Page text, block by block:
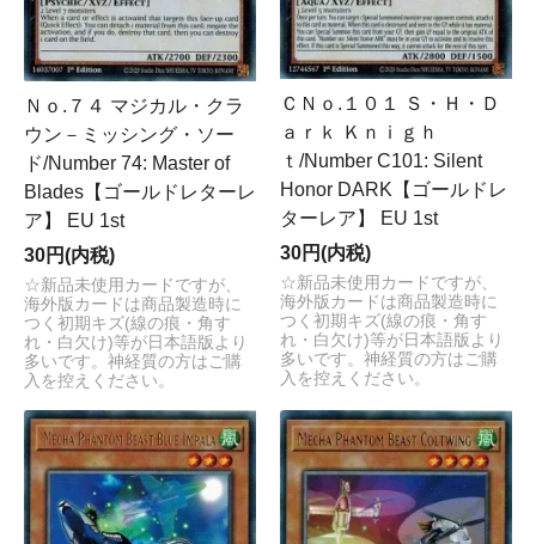
Ｎｏ.７４ マジカル・クラ
ウン－ミッシング・ソー
ド/Number 74: Master of
Blades【ゴールドレターレ
ア】 EU 1st
30円(内税)
☆新品未使用カードですが、
海外版カードは商品製造時に
つく初期キズ(線の痕・角す
れ・白欠け)等が日本語版より
多いです。神経質の方はご購
入を控えください。
ＣＮｏ.１０１ Ｓ・Ｈ・Ｄ
ａｒｋ Ｋｎｉｇｈ
ｔ/Number C101: Silent
Honor DARK【ゴールドレ
ターレア】 EU 1st
30円(内税)
☆新品未使用カードですが、
海外版カードは商品製造時に
つく初期キズ(線の痕・角す
れ・白欠け)等が日本語版より
多いです。神経質の方はご購
入を控えください。